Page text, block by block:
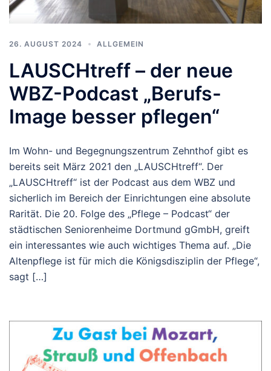
26. AUGUST 2024 ALLGEMEIN
LAUSCHtreff – der neue
WBZ-Podcast „Berufs-
Image besser pflegen“
Im Wohn- und Begegnungszentrum Zehnthof gibt es
bereits seit März 2021 den „LAUSCHtreff“. Der
„LAUSCHtreff“ ist der Podcast aus dem WBZ und
sicherlich im Bereich der Einrichtungen eine absolute
Rarität. Die 20. Folge des „Pflege – Podcast“ der
städtischen Seniorenheime Dortmund gGmbH, greift
ein interessantes wie auch wichtiges Thema auf. „Die
Altenpflege ist für mich die Königsdisziplin der Pflege“,
sagt […]